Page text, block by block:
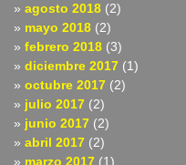
agosto 2018 (2)
mayo 2018 (2)
febrero 2018 (3)
diciembre 2017 (1)
octubre 2017 (2)
julio 2017 (2)
junio 2017 (2)
abril 2017 (2)
marzo 2017 (1)